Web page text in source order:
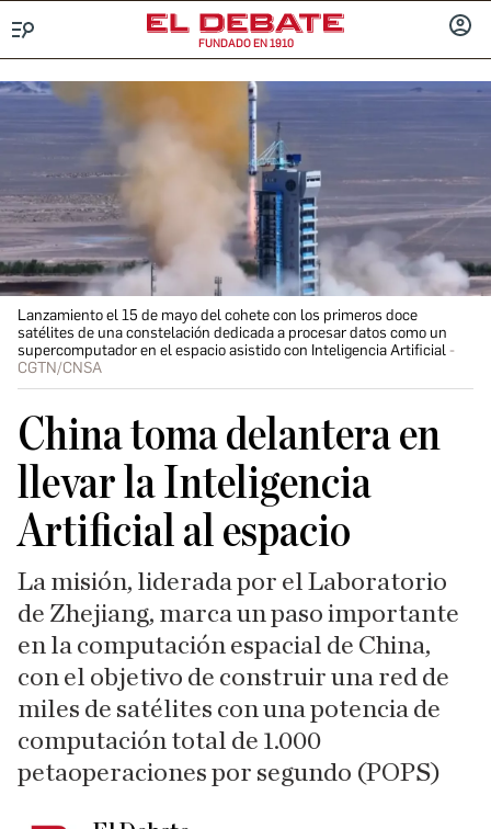
FUNDADO EN 1910
Lanzamiento el 15 de mayo del cohete con los primeros doce
satélites de una constelación dedicada a procesar datos como un
supercomputador en el espacio asistido con Inteligencia Artificial
CGTN/CNSA
China toma delantera en
llevar la Inteligencia
Artificial al espacio
La misión, liderada por el Laboratorio
de Zhejiang, marca un paso importante
en la computación espacial de China,
con el objetivo de construir una red de
miles de satélites con una potencia de
computación total de 1.000
petaoperaciones por segundo (POPS)